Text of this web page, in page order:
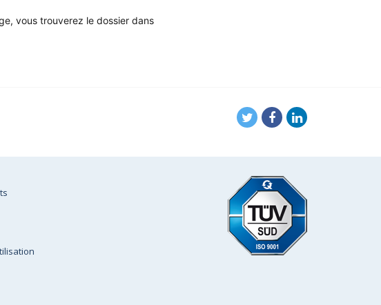
vous trouverez le dossier dans